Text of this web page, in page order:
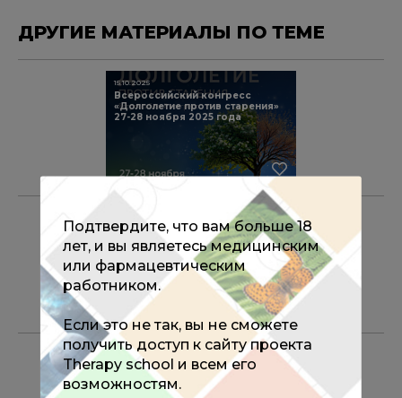
ДРУГИЕ МАТЕРИАЛЫ ПО ТЕМЕ
Всероссийский конгресс
«Долголетие против старения»
27-28 ноября 2025 года
15.10.2025
FDA одобрило использование
семаглутида при метаболически
ассоциированном
стеатогепатите
22.08.2025
В России расширят полномочия
фельдшеров и акушерок с 1
сентября
22.08.2025
Подтвердите, что вам больше 18
лет, и вы являетесь медицинским
или фармацевтическим
работником.
Если это не так, вы не сможете
получить доступ к сайту проекта
Therapy school и всем его
возможностям.